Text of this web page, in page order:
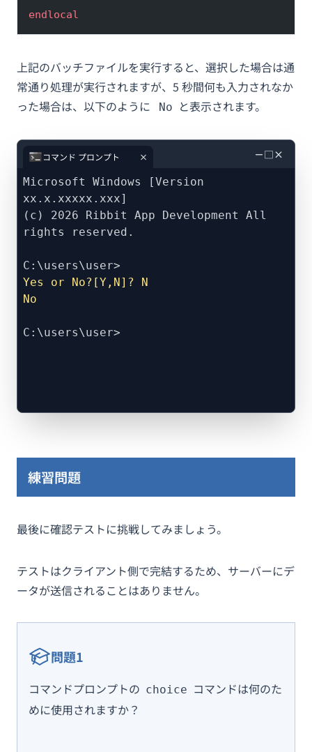
endlocal
上記のバッチファイルを実行すると、選択した場合は通
常通り処理が実行されますが、5 秒間何も入力されなか
った場合は、以下のように
No と表示されます。
－□×
コマンド プロンプト
Microsoft Windows [Version
xx.x.xxxxx.xxx]
(c) 2026 Ribbit App Development All
rights reserved.
C:\users\user>
Yes or No?[Y,N]? N
No
C:\users\user>
練習問題
最後に確認テストに挑戦してみましょう。
テストはクライアント側で完結するため、サーバーにデ
ータが送信されることはありません。
問題1
コマンドプロンプトの choice コマンドは何のた
めに使用されますか？